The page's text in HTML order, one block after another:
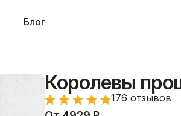
Блог
Королевы
176 отзывов